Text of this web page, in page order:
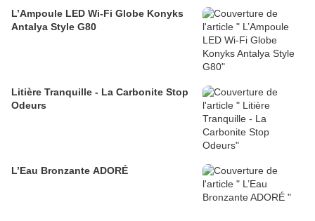
L’Ampoule LED Wi-Fi Globe Konyks
Antalya Style G80
Litière Tranquille - La Carbonite Stop
Odeurs
L’Eau Bronzante ADORÉ